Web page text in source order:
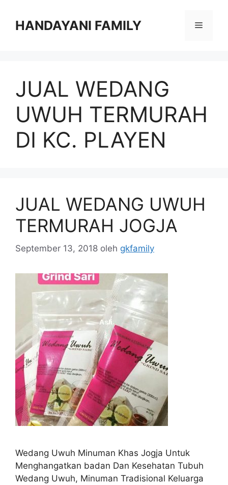
HANDAYANI FAMILY Menu
JUAL WEDANG
UWUH TERMURAH
DI KC. PLAYEN
JUAL WEDANG UWUH
TERMURAH JOGJA
September 13, 2018 oleh gkfamily
Wedang Uwuh Minuman Khas Jogja Untuk
Menghangatkan badan Dan Kesehatan Tubuh
Wedang Uwuh, Minuman Tradisional Keluarga